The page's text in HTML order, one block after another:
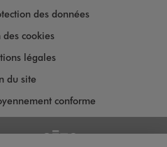
des données
des cookies
légales
du site
conforme
2026